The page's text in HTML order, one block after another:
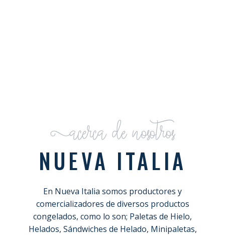
Acerca de nosotros
NUEVA ITALIA
En Nueva Italia somos productores y
comercializadores de diversos productos
congelados, como lo son; Paletas de Hielo,
Helados, Sándwiches de Helado, Minipaletas,